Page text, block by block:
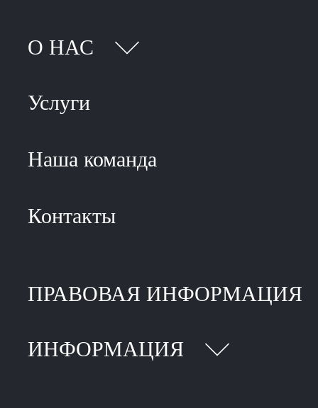
О НАС
Услуги
Наша команда
Контакты
ПРАВОВАЯ ИНФОРМАЦИЯ
ИНФОРМАЦИЯ